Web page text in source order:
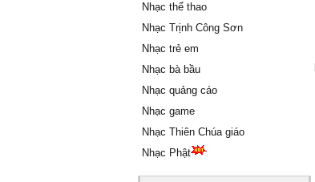
Nhạc thể thao
Nhạc Trịnh Công Sơn
Nhạc trẻ em
Nhạc bà bầu
Nhạc quảng cáo
Nhạc game
Nhạc Thiên Chúa giáo
Nhạc Phật